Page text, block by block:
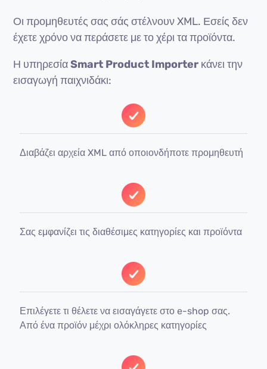
Οι προμηθευτές σας σάς στέλνουν XML. Εσείς δεν
έχετε χρόνο να περάσετε με το χέρι τα προϊόντα.
Η υπηρεσίαSmart Product Importer κάνει την
εισαγωγή παιχνιδάκι:
Διαβάζει αρχεία XML από οποιονδήποτε προμηθευτή
Σας εμφανίζει τις διαθέσιμες κατηγορίες και προϊόντα
Επιλέγετε τι θέλετε να εισαγάγετε στο e-shop σας.
Από ένα προϊόν μέχρι ολόκληρες κατηγορίες